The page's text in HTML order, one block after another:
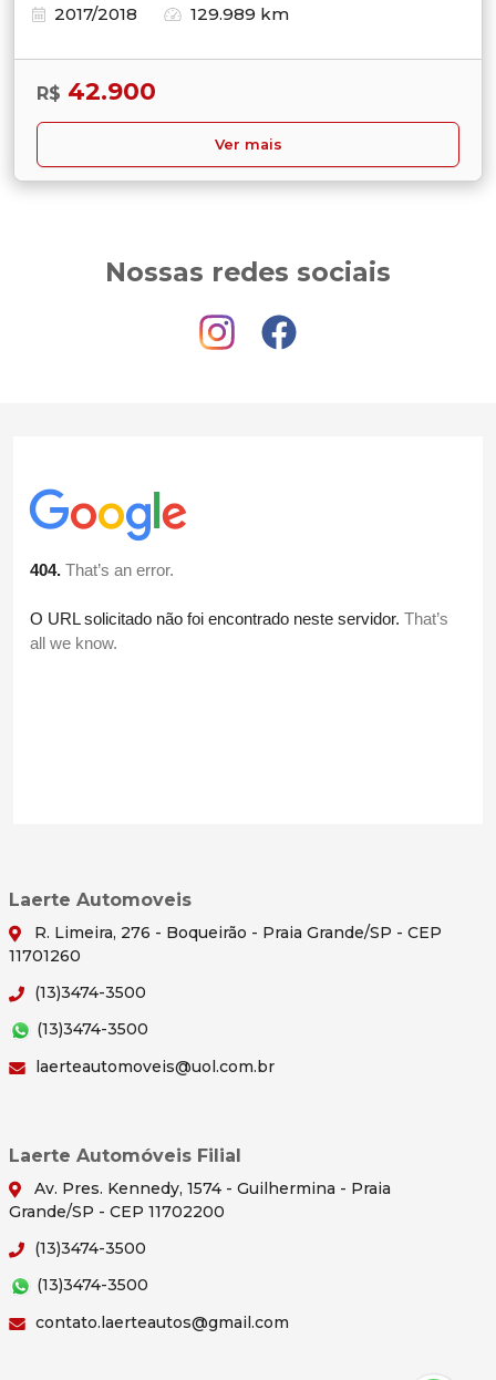
2017/2018
129.989 km
R$ 42.900
Ver mais
Nossas redes sociais
Laerte Automoveis
R. Limeira, 276 - Boqueirão - Praia Grande/SP - CEP
11701260
(13)3474-3500
(13)3474-3500
laerteautomoveis@uol.com.br
Laerte Automóveis Filial
Av. Pres. Kennedy, 1574 - Guilhermina - Praia
Grande/SP - CEP 11702200
(13)3474-3500
(13)3474-3500
contato.laerteautos@gmail.com